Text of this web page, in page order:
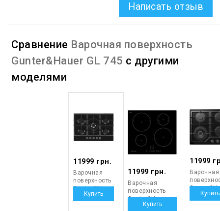
Написать отзыв
Сравнение Варочная поверхность
Gunter&Hauer GL 745 с другими
моделями
11999 грн.
Варочная
поверхность
Gunter&Hauer
GL 745
11999 грн.
Варочная
поверхность
Gunter&Hauer
11999
Варочная
GT 642